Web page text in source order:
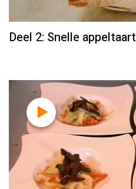
Deel 2: Snelle appeltaart